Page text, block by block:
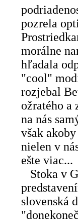
pozrela
morálne
hľadala
"cool"
rozjebal
ožratého a
na nás
však
nielen v
ešte viac...
Stoka v
slovenská